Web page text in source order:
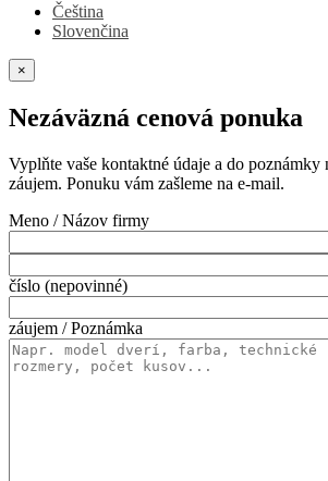
Čeština
Slovenčina
×
Nezáväzná cenová ponuka
Vyplňte vaše kontaktné údaje a do poznámky
záujem. Ponuku vám zašleme na e-mail.
Meno / Názov firmy
číslo (nepovinné)
záujem / Poznámka